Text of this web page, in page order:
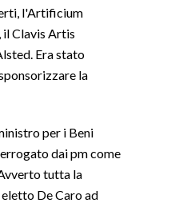
l'Artificium
il Clavis Artis
Era stato
la
per i Beni
dai pm come
tutta la
De Caro ad